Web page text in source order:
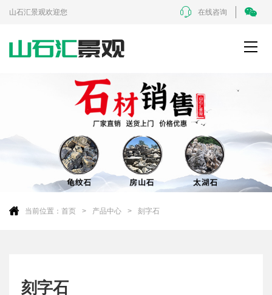
山石汇景观欢迎您 在线咨询
当前位置： 首页 产品中心 刻字石
刻字石